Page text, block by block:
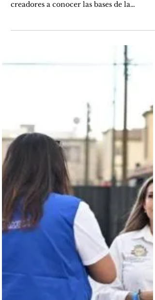
Chihuahua.- El Instituto de Cultura del
iniciativa que busca fortalecer el arte
público mediante la creación de 15
intervenciones escultóricas que reflejen la
riqueza histórica, cultural y patrimonial.
residencia en el municipio de Chihuahua,
quienes podrán participar de manera
individual